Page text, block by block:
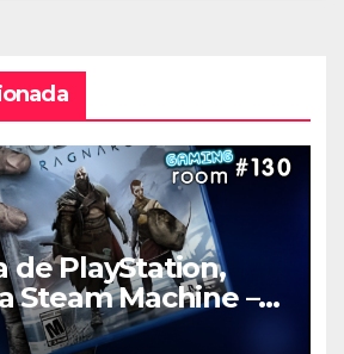
de PlayStation,
Steam Machine –
#130